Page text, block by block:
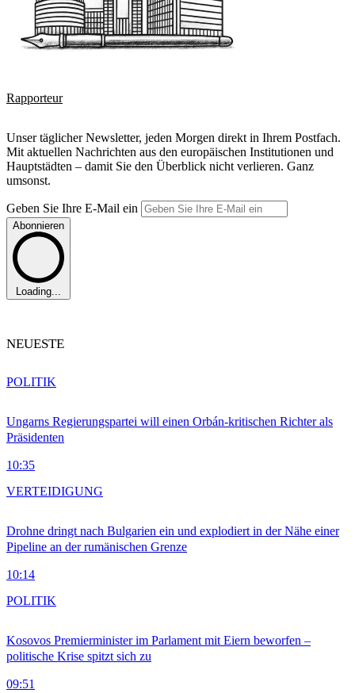
Rapporteur
Unser täglicher Newsletter, jeden Morgen direkt in Ihrem Postfach.
Mit aktuellen Nachrichten aus den europäischen Institutionen und
Hauptstädten – damit Sie den Überblick nicht verlieren. Ganz
umsonst.
Geben Sie Ihre E-Mail ein
Abonnieren
Loading...
NEUESTE
Ungarns Regierungspartei will einen Orbán-kritischen Richter als
Präsidenten
10:35
POLITIK
Drohne dringt nach Bulgarien ein und explodiert in der Nähe einer
Pipeline an der rumänischen Grenze
10:14
VERTEIDIGUNG
Kosovos Premierminister im Parlament mit Eiern beworfen –
politische Krise spitzt sich zu
09:51
POLITIK